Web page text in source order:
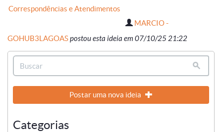
Correspondências e Atendimentos
MARCIO -
GOHUB3LAGOASpostou esta ideia em 07/10/25 21:22
Postar uma nova ideia
Categorias